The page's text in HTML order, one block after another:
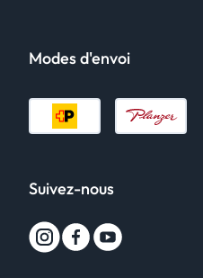
Modes d'envoi
Suivez-nous